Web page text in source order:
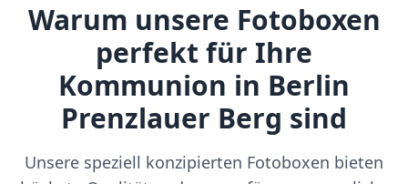
Warum unsere Fotoboxen
perfekt für Ihre
Kommunion in Berlin
Prenzlauer Berg sind
Unsere speziell konzipierten Fotoboxen bieten